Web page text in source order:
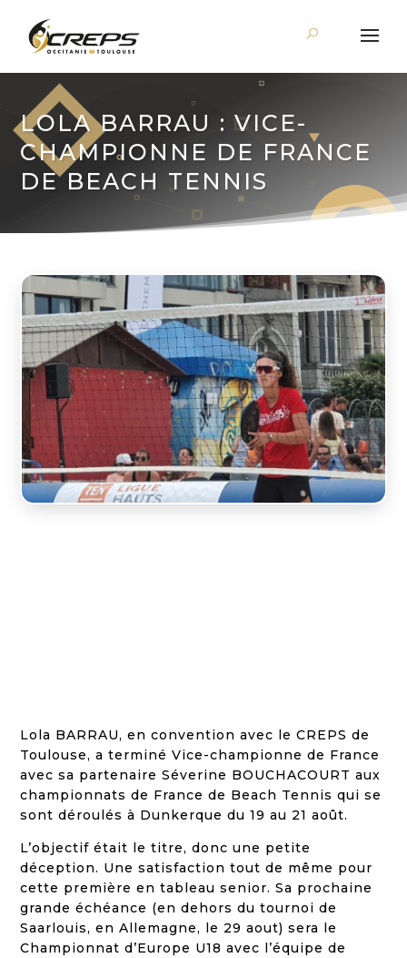
LOLA BARRAU : VICE-
CHAMPIONNE DE FRANCE
DE BEACH TENNIS
Lola BARRAU, en convention avec le CREPS de
Toulouse, a terminé Vice-championne de France
avec sa partenaire Séverine BOUCHACOURT aux
championnats de France de Beach Tennis qui se
sont déroulés à Dunkerque du 19 au 21 août.
L’objectif était le titre, donc une petite
déception. Une satisfaction tout de même pour
cette première en tableau senior. Sa prochaine
grande échéance (en dehors du tournoi de
Saarlouis, en Allemagne, le 29 aout) sera le
Championnat d’Europe U18 avec l’équipe de